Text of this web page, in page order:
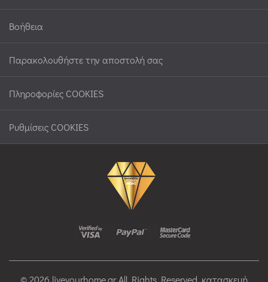
Βοήθεια
Παρακολουθήστε την αποστολή σας
Πληροφορίες COOKIES
Ρυθμίσεις COOKIES